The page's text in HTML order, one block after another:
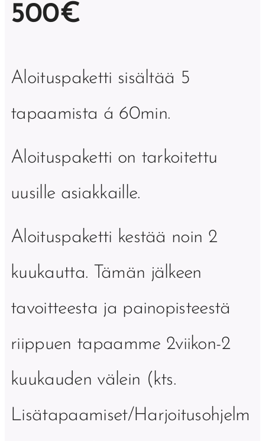
500€
Aloituspaketti sisältää 5
tapaamista á 60min.
Aloituspaketti on tarkoitettu
uusille asiakkaille.
Aloituspaketti kestää noin 2
kuukautta. Tämän jälkeen
tavoitteesta ja painopisteestä
riippuen tapaamme 2viikon-2
kuukauden välein (kts.
Lisätapaamiset/Harjoitusohjelm